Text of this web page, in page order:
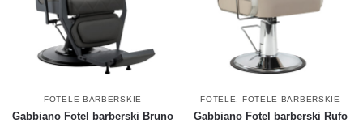
FOTELE BARBERSKIE
Gabbiano Fotel barberski Bruno
FOTELE FOTELE BARBERSKIE
Gabbiano Fotel barberski Rufo